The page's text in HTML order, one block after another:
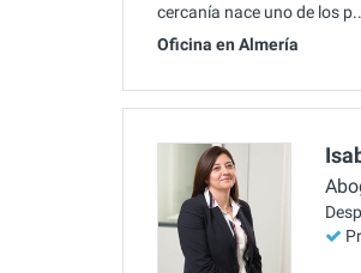
cercanía nace uno de los
Oficina en Almería